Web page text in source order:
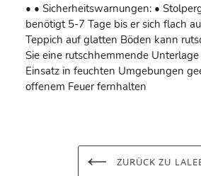
• • Sicherheitswarnungen: •
benötigt 5-7 Tage bis er sich flach
Teppich auf glatten Böden kann
Sie eine rutschhemmende
Einsatz in feuchten Umgebungen
offenem Feuer fernhalten
ZURÜCK ZU